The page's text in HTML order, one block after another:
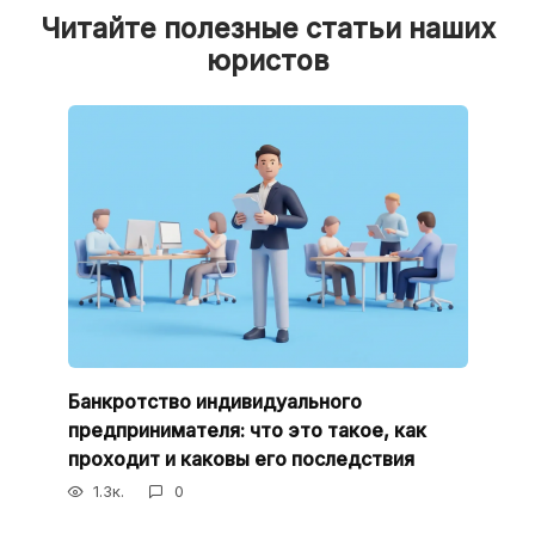
Читайте полезные статьи наших
юристов
Банкротство индивидуального
предпринимателя: что это такое, как
проходит и каковы его последствия
1.3к. 0